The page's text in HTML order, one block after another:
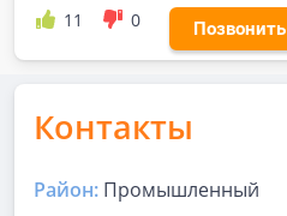
11 0 Позвонить
Контакты
Район: Промышленный